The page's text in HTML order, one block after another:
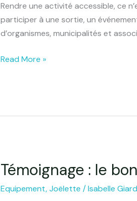
Rendre une activité accessible, ce
participer à une sortie, un
d’organismes, municipalités et
:
rendre
les
accessibles
Read More »
Témoignage : le
Equipement,Joëlette /Isabelle Giard
Témoignage
le